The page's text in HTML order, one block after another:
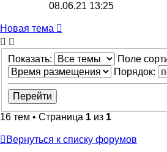
08.06.21 13:25
Новая тема
Показать:
Поле
Порядок:
16 тем • Страница 1 из 1
Вернуться к списку форумов